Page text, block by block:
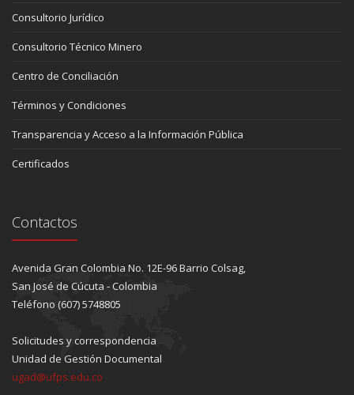
Consultorio Jurídico
Consultorio Técnico Minero
Centro de Conciliación
Términos y Condiciones
Transparencia y Acceso a la Información Pública
Certificados
Contactos
Avenida Gran Colombia No. 12E-96 Barrio Colsag,
San José de Cúcuta - Colombia
Teléfono (607) 5748805
Solicitudes y correspondencia
Unidad de Gestión Documental
ugad@ufps.edu.co